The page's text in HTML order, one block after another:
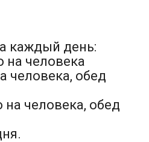
каждый день:
на человека
человека, обед
на человека, обед